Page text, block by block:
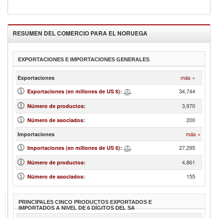
RESUMEN DEL COMERCIO PARA ELNORUEGA
EXPORTACIONES E IMPORTACIONES GENERALES
Exportaciones más »
Exportaciones (en millones de US $): 34,744
Número de productos: 3,970
Número de asociados: 200
Importaciones más »
Importaciones (en millones de US $): 27,295
Número de productos: 4,861
Número de asociados: 155
PRINCIPALES CINCO PRODUCTOS EXPORTADOS E
IMPORTADOS A NIVEL DE 6 DÍGITOS DEL SA